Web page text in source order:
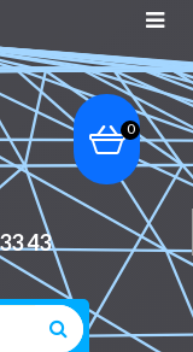
43
0